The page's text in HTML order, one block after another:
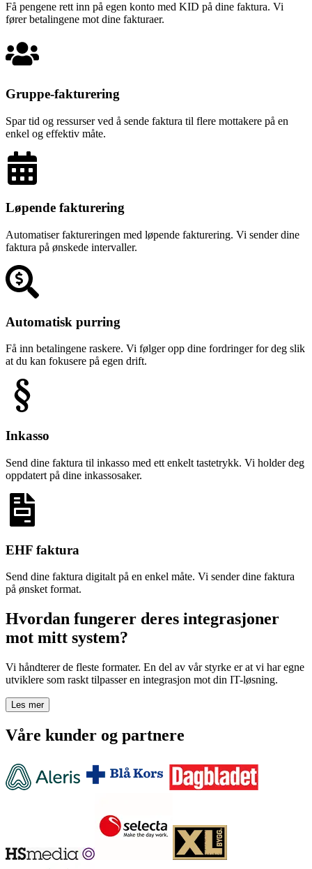
Få pengene rett inn på egen konto med KID på dine faktura. Vi
fører betalingene mot dine fakturaer.
Gruppe-fakturering
Spar tid og ressurser ved å sende faktura til flere mottakere på en
enkel og effektiv måte.
Løpende fakturering
Automatiser faktureringen med løpende fakturering. Vi sender dine
faktura på ønskede intervaller.
Automatisk purring
Få inn betalingene raskere. Vi følger opp dine fordringer for deg slik
at du kan fokusere på egen drift.
Inkasso
Send dine faktura til inkasso med ett enkelt tastetrykk. Vi holder deg
oppdatert på dine inkassosaker.
EHF faktura
Send dine faktura digitalt på en enkel måte. Vi sender dine faktura
på ønsket format.
Hvordan fungerer deres integrasjoner
mot mitt system?
Vi håndterer de fleste formater. En del av vår styrke er at vi har egne
utviklere som raskt tilpasser en integrasjon mot din IT-løsning.
Les mer
Våre kunder og partnere